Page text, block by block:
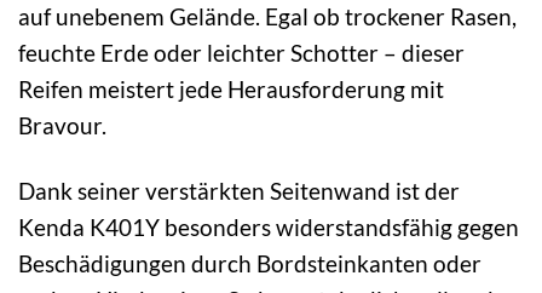
auf unebenem Gelände. Egal ob trockener Rasen,
feuchte Erde oder leichter Schotter – dieser
Reifen meistert jede Herausforderung mit
Bravour.
Dank seiner verstärkten Seitenwand ist der
Kenda K401Y besonders widerstandsfähig gegen
Beschädigungen durch Bordsteinkanten oder